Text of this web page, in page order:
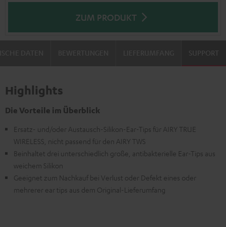
ZUM PRODUKT
SUPPORT
Highlights
Die Vorteile im Überblick
Ersatz- und/oder Austausch-Silikon-Ear-Tips für AIRY TRUE
WIRELESS, nicht passend für den AIRY TWS
Beinhaltet drei unterschiedlich große, antibakterielle Ear-Tips aus
weichem Silikon
Geeignet zum Nachkauf bei Verlust oder Defekt eines oder
mehrerer ear tips aus dem Original-Lieferumfang